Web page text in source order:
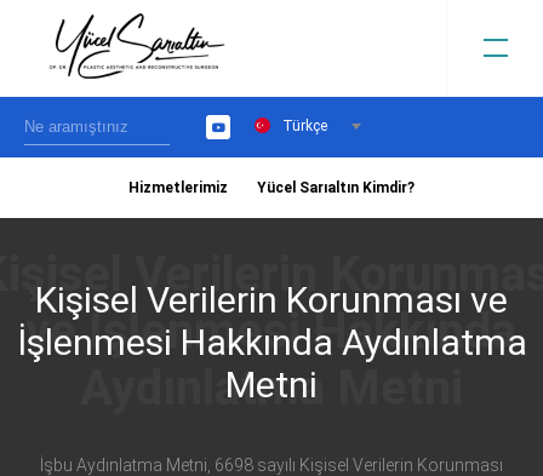
YouTubeTürkçe
Hizmetlerimiz Yücel Sarıaltın Kimdir?
Kişisel Verilerin Korunması ve
İşlenmesi Hakkında Aydınlatma
Metni
İşbu Aydınlatma Metni, 6698 sayılı Kişisel Verilerin Korunması